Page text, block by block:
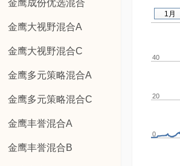
金鹰成份优选混合
金鹰大视野混合A
金鹰大视野混合C
金鹰多元策略混合A
金鹰多元策略混合C
金鹰丰誉混合A
金鹰丰誉混合B
0
20
40
1月